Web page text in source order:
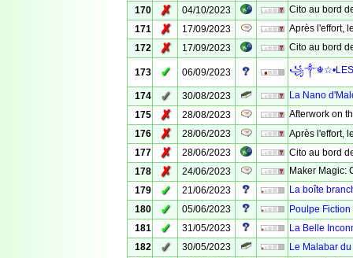
170
✗ 04/10/2023
Cito au bord
171
✗ 17/09/2023
Après l'effort,
172
✗ 17/09/2023 Cito au bord
173 ✓ 06/09/2023 ꧁༒☬☆•LES
174 ✓ 30/08/2023
La Nano
175
✗ 28/08/2023
Afterwork on
176
✗ 28/06/2023
Après l'effort,
177
✗ 28/06/2023
Cito au bord
178
✗ 24/06/2023
Maker Magic:
179
✓ 21/06/2023
La boîte
180
✓ 05/06/2023
Poulpe Fiction
181
✓ 31/05/2023
La Belle
182
✓ 30/05/2023
Le Malabar